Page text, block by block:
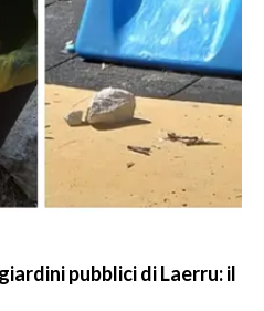
pubblici di Laerru: il